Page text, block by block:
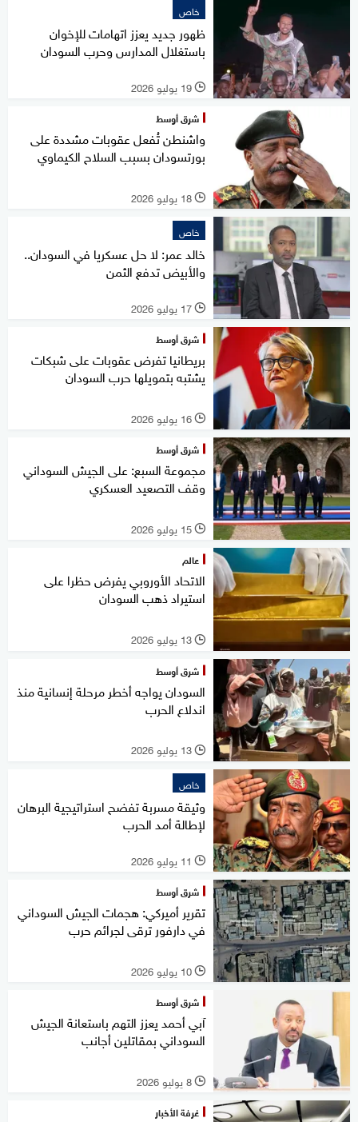
خاص
ظهور جديد يعزز اتهامات للإخوان
باستغلال المدارس وحرب السودان
l 19 يوليو 2026
شرق أوسط
واشنطن تُفعل عقوبات مشددة على
بورتسودان بسبب السلاح الكيماوي
l 18 يوليو 2026
خاص
خالد عمر: لا حل عسكريا في السودان..
والأبيض تدفع الثمن
l 17 يوليو 2026
شرق أوسط
بريطانيا تفرض عقوبات على شبكات
يشتبه بتمويلها حرب السودان
l 16 يوليو 2026
شرق أوسط
مجموعة السبع: على الجيش السوداني
وقف التصعيد العسكري
l 15 يوليو 2026
عالم
الاتحاد الأوروبي يفرض حظرا على
استيراد ذهب السودان
l 13 يوليو 2026
شرق أوسط
السودان يواجه أخطر مرحلة إنسانية منذ
اندلاع الحرب
l 13 يوليو 2026
خاص
وثيقة مسربة تفضح استراتيجية البرهان
لإطالة أمد الحرب
l 11 يوليو 2026
شرق أوسط
تقرير أميركي: هجمات الجيش السوداني
في دارفور ترقى لجرائم حرب
l 10 يوليو 2026
شرق أوسط
آبي أحمد يعزز التهم باستعانة الجيش
السوداني بمقاتلين أجانب
l 8 يوليو 2026
غرفة الأخبار